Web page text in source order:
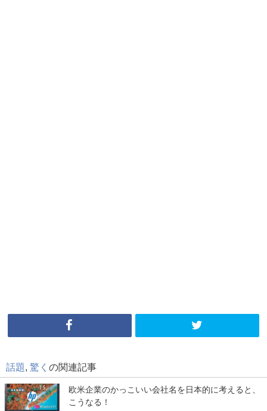
話題 驚く の関連記事
欧米企業のかっこいい会社名を日本的に考えると、
こうなる！